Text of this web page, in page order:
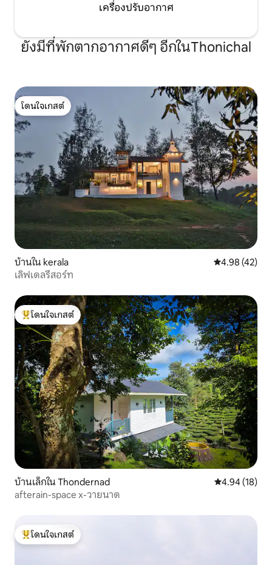
เครื่องปรับอากาศ
ยังมีที่พักตากอากาศดีๆ อีกในThonichal
โดนใจเกสต์
โดนใจเกสต์
บ้านใน kerala คะแนนเฉลี่ย
4.98 (42)
เลิฟเดลรีสอร์ท
โดนใจเกสต์ที่สุด
โดนใจเกสต์
บ้านเล็กใน Thondernad คะแนนเฉลี่ย
4.94 (18)
afterain-space x-วายนาด
โดนใจเกสต์ที่สุด
โดนใจเกสต์